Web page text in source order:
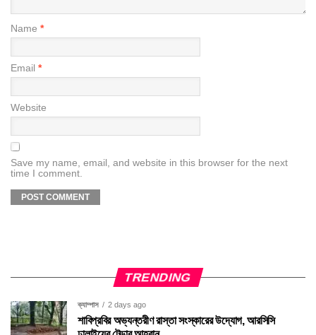
Name *
Email *
Website
Save my name, email, and website in this browser for the next
time I comment.
TRENDING
ক্যাম্পাস 2 days ago
শাবিপ্রবির অভ্যন্তরীণ রাস্তা সংস্কারের উদ্যোগ, আরসিসি